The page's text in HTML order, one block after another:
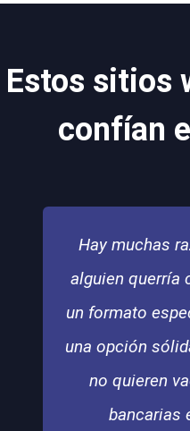
Estos sitios
confían
Hay muchas
alguien querría
un formato
una opción
no quieren
bancarias